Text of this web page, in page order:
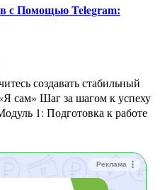
с Помощью Telegram:
сам» Шаг за шагом к успеху
1: Подготовка к работе
Реклама